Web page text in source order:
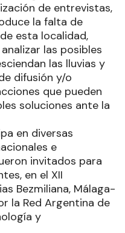
de entrevistas,
la falta de
esta localidad,
las posibles
las lluvias y
difusión y/o
que pueden
soluciones ante la
en diversas
e
invitados para
en el XII
Bezmiliana, Málaga-
la Red Argentina de
y